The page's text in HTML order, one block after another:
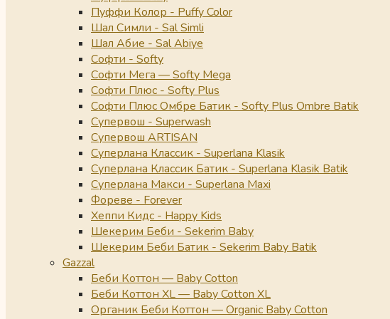
Пуффи Колор - Puffy Color
Шал Симли - Sal Simli
Шал Абие - Sal Abiye
Софти - Softy
Софти Мега — Softy Mega
Софти Плюс - Softy Plus
Софти Плюс Омбре Батик - Softy Plus Ombre Batik
Супервош - Superwash
Супервош ARTISAN
Суперлана Классик - Superlana Klasik
Суперлана Классик Батик - Superlana Klasik Batik
Суперлана Макси - Superlana Maxi
Фореве - Forever
Хеппи Кидс - Happy Kids
Шекерим Беби - Sekerim Baby
Шекерим Беби Батик - Sekerim Baby Batik
Gazzal
Беби Коттон — Baby Cotton
Беби Коттон XL — Baby Cotton XL
Органик Беби Коттон — Organic Baby Cotton